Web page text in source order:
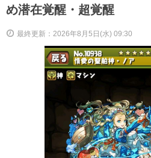
め潜在覚醒・超覚醒
最終更新：2026年8月5日(水) 09:30